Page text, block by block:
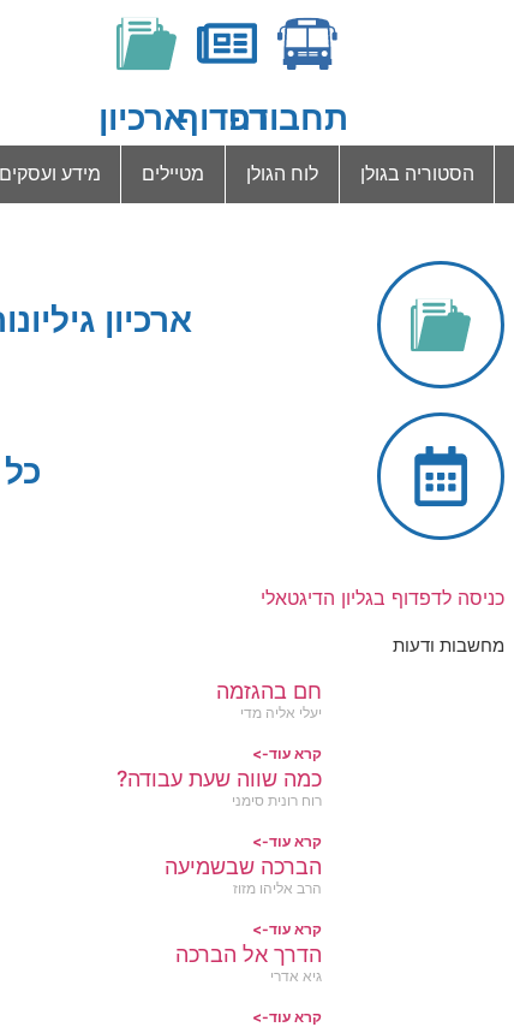
תחבורהדפדוףארכיון
הסטוריה בגולן לוח הגולן מטיילים מידע ועסקים
ארכיון
כניסה לדפדוף בגליון הדיגטאלי
מחשבות ודעות
חם בהגזמה
יעלי אליה מדי
קרא עוד->
כמה שווה שעת עבודה?
רוח רונית סימני
קרא עוד->
הברכה שבשמיעה
הרב אליהו מזוז
קרא עוד->
הדרך אל הברכה
גיא אדרי
קרא עוד->